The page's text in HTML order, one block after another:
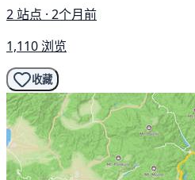
2 站点 · 2个月前
1,110 浏览
收藏